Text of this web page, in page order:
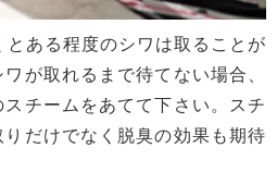
ある程度のシワは取ることが
が取れるまで待てない場合、
チームをあてて下さい。スチ
だけでなく脱臭の効果も期待